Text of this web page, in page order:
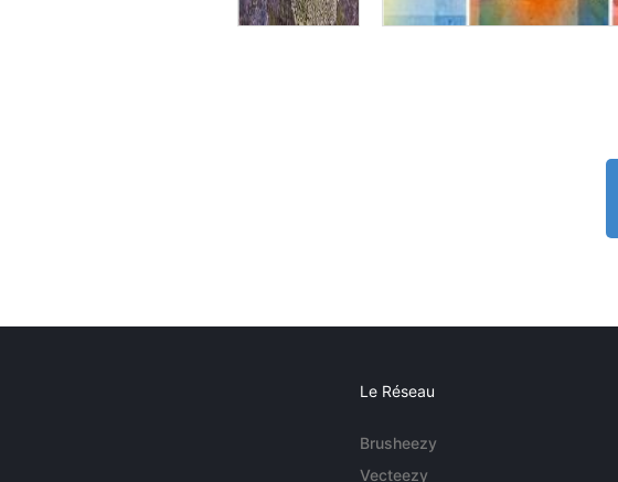
Le Réseau
Brusheezy
Vecteezy